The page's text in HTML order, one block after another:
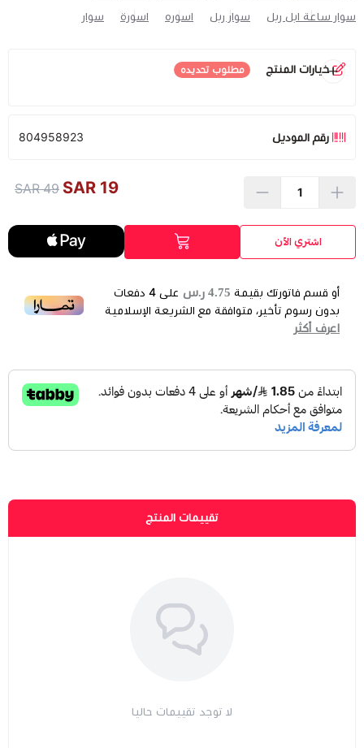
سوار ساعة ابل ربل سوار ربل اسوره اسورة سوار
خيارات المنتج مطلوب تحديده
زيتي
رقم الموديل 804958923
19 SAR
49 SAR
اشتري الآن
أو قسم فاتورتك بقيمة4.75 ر.س على 4دفعات
بدون رسوم تأخير، متوافقة مع الشريعة الإسلامية
اعرف أكثر
تقييمات المنتج
لا توجد تقييمات حاليا